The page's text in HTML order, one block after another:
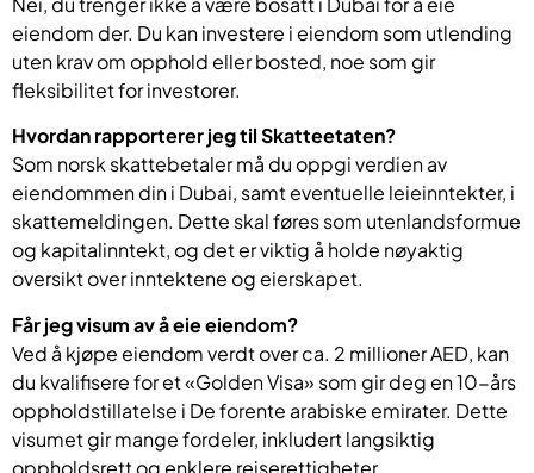
eiendom der. Du kan investere i eiendom som utlending
uten krav om opphold eller bosted, noe som gir
fleksibilitet for investorer.
Hvordan rapporterer jeg til Skatteetaten?
Som norsk skattebetaler må du oppgi verdien av
eiendommen din i Dubai, samt eventuelle leieinntekter, i
skattemeldingen. Dette skal føres som utenlandsformue
og kapitalinntekt, og det er viktig å holde nøyaktig
oversikt over inntektene og eierskapet.
Får jeg visum av å eie eiendom?
Ved å kjøpe eiendom verdt over ca. 2 millioner AED, kan
du kvalifisere for et «Golden Visa» som gir deg en 10-års
oppholdstillatelse i De forente arabiske emirater. Dette
visumet gir mange fordeler, inkludert langsiktig
oppholdsrett og enklere reiserettigheter.